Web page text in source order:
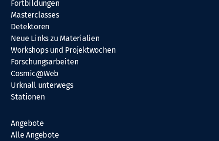
Fortbildungen
Masterclasses
Detektoren
Neue Links zu Materialien
Workshops und Projektwochen
Forschungsarbeiten
Cosmic@Web
Urknall unterwegs
Stationen
Angebote
Alle Angebote